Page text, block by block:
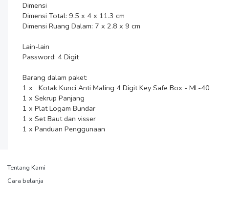
Dimensi
Dimensi Total: 9.5 x 4 x 11.3 cm
Dimensi Ruang Dalam: 7 x 2.8 x 9 cm
Lain-lain
Password: 4 Digit
Barang dalam paket:
1 x   Kotak Kunci Anti Maling 4 Digit Key Safe Box - ML-40
1 x Sekrup Panjang
1 x Plat Logam Bundar
1 x Set Baut dan visser
1 x Panduan Penggunaan
Tentang Kami
Cara belanja